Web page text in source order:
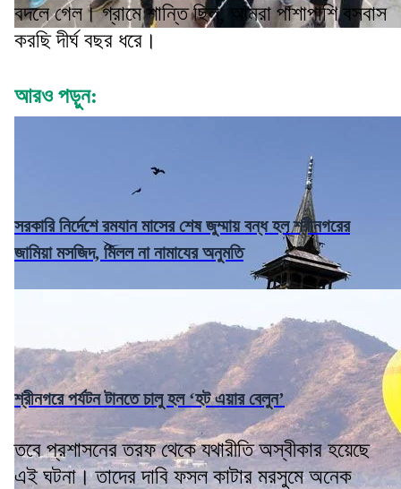
বদলে গেল। গ্রামে শান্তি ছিল, আমরা পাশাপাশি বসবাস
করছি দীর্ঘ বছর ধরে।
আরও পড়ুন:
সরকারি নির্দেশে রমযান মাসের শেষ জুম্মায় বন্ধ হল শ্রীনগরের
জামিয়া মসজিদ, মিলল না নামাযের অনুমতি
শ্রীনগরে পর্যটন টানতে চালু হল ‘হট এয়ার বেলুন’
তবে প্রশাসনের তরফ থেকে যথারীতি অস্বীকার হয়েছে
এই ঘটনা। তাদের দাবি ফসল কাটার মরসুমে অনেক